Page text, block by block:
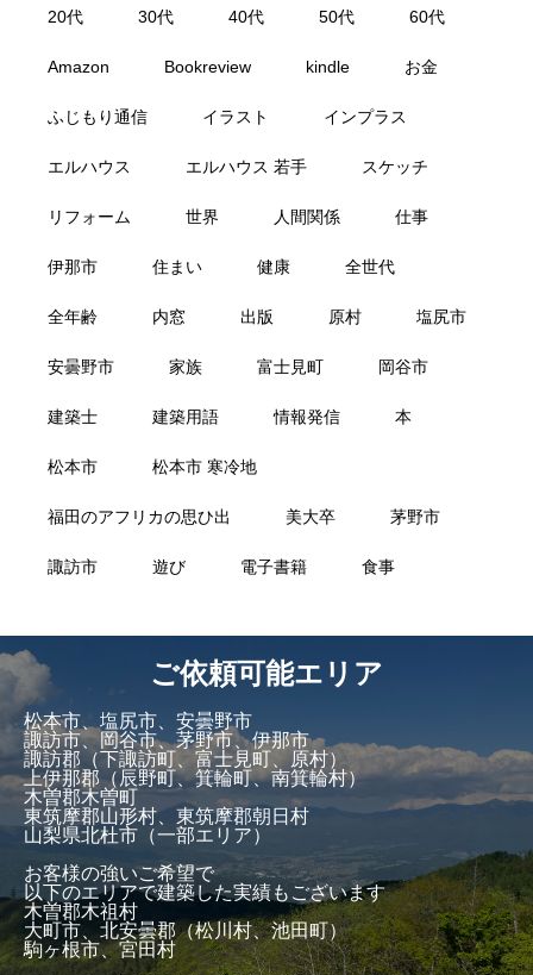
20代 30代 40代 50代 60代
Amazon Bookreview kindle お金
ふじもり通信 イラスト インプラス
エルハウス エルハウス 若手 スケッチ
リフォーム 世界 人間関係 仕事
伊那市 住まい 健康 全世代
全年齢 内窓 出版 原村 塩尻市
安曇野市 家族 富士見町 岡谷市
建築士 建築用語 情報発信 本
松本市 松本市 寒冷地
福田のアフリカの思ひ出 美大卒 茅野市
諏訪市 遊び 電子書籍 食事
ご依頼可能エリア
松本市、塩尻市、安曇野市
諏訪市、岡谷市、茅野市、伊那市
諏訪郡（下諏訪町、富士見町、原村）
上伊那郡（辰野町、箕輪町、南箕輪村）
木曽郡木曽町
東筑摩郡山形村、東筑摩郡朝日村
山梨県北杜市（一部エリア）
お客様の強いご希望で
以下のエリアで建築した実績もございます
木曽郡木祖村
大町市、北安曇郡（松川村、池田町）
駒ヶ根市、宮田村